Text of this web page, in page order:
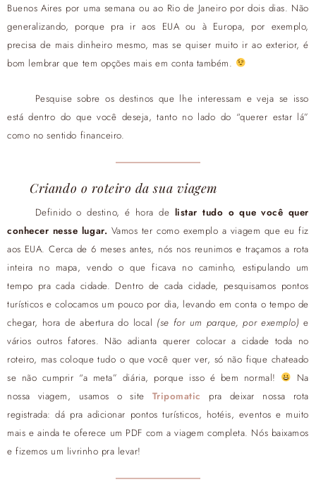
Buenos Aires por uma semana ou ao Rio de Janeiro por dois dias. Não
generalizando, porque pra ir aos EUA ou à Europa, por exemplo,
precisa de mais dinheiro mesmo, mas se quiser muito ir ao exterior, é
bom lembrar que tem opções mais em conta também.
Pesquise sobre os destinos que lhe interessam e veja se isso
está dentro do que você deseja, tanto no lado do “querer estar lá”
como no sentido financeiro.
Criando o roteiro da sua viagem
Definido o destino, é hora de listar tudo o que você quer
conhecer nesse lugar. Vamos ter como exemplo a viagem que eu fiz
aos EUA. Cerca de 6 meses antes, nós nos reunimos e traçamos a rota
inteira no mapa, vendo o que ficava no caminho, estipulando um
tempo pra cada cidade. Dentro de cada cidade, pesquisamos pontos
turísticos e colocamos um pouco por dia, levando em conta o tempo de
chegar, hora de abertura do local (se for um parque, por exemplo) e
vários outros fatores. Não adianta querer colocar a cidade toda no
roteiro, mas coloque tudo o que você quer ver, só não fique chateado
se não cumprir “a meta” diária, porque isso é bem normal!
Na
nossa viagem, usamos o site Tripomatic
pra deixar nossa rota
registrada: dá pra adicionar pontos turísticos, hotéis, eventos e muito
mais e ainda te oferece um PDF com a viagem completa. Nós baixamos
e fizemos um livrinho pra levar!